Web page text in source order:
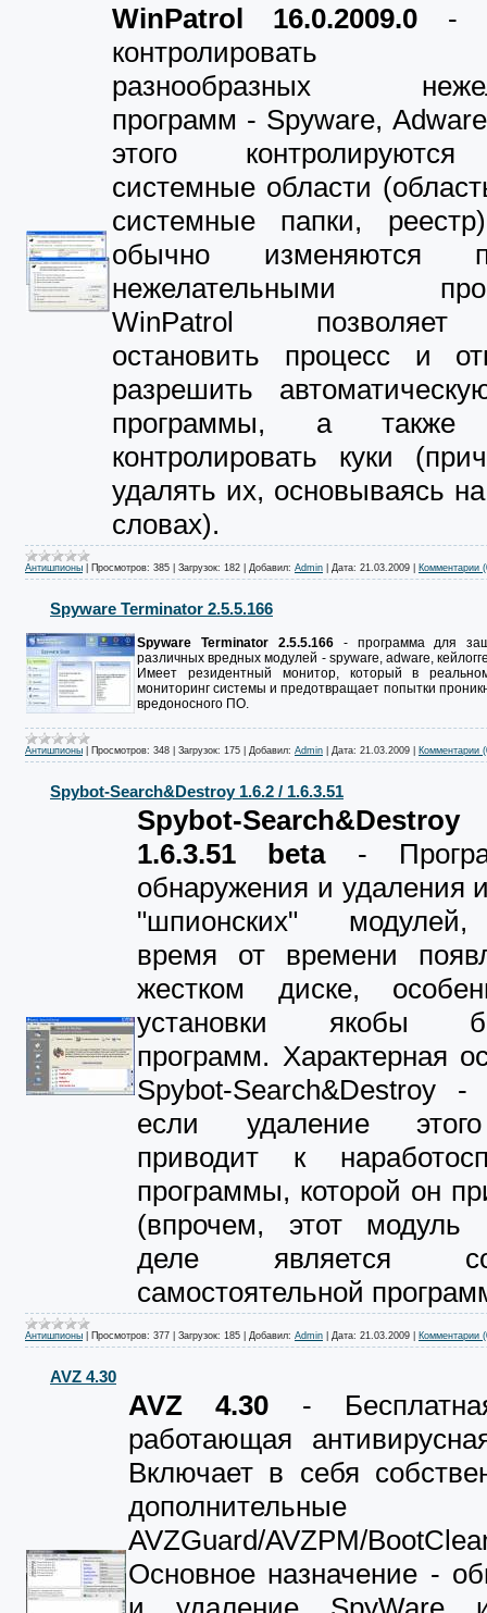
WinPatrol 16.0.2009.0 -
контролировать
разнообразных
программ - Spyware,
этого
системные области
системные папки,
обычно изменяются
нежелательными
WinPatrol
остановить процесс и
разрешить
программы, а также
контролировать куки
удалять их, основываясь
словах).
Антишпионы Просмотров: 385 Загрузок: 182 Добавил: Admin Дата: 21.03.2009 Комментарии
Spyware Terminator 2.5.5.166
Spyware Terminator 2.5.5.166- программа для
различных вредных модулей - spyware, adware,
Имеет резидентный монитор, который в
мониторинг системы и предотвращает попытки
вредоносного ПО.
Антишпионы Просмотров: 348 Загрузок: 175 Добавил: Admin Дата: 21.03.2009 Комментарии
Spybot-Search&Destroy 1.6.2 / 1.6.3.51
Spybot-
1.6.3.51 beta-
обнаружения и удаления
"шпионских"
время от времени
жестком диске,
установки якобы
программ. Характерная
Spybot-Search&Destroy
если удаление
приводит к
программы, которой он
(впрочем, этот
деле является
самостоятельной
Антишпионы Просмотров: 377 Загрузок: 185 Добавил: Admin Дата: 21.03.2009 Комментарии
AVZ 4.30
AVZ 4.30 -
работающая
Включает в себя
дополнительные
AVZGuard/AVZPM/
Основное назначение -